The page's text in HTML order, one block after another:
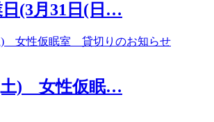
(3月31日(日…
土) 女性仮眠…